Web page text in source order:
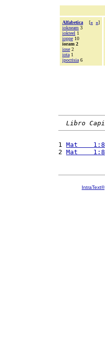
Alfabetica [« »]
iokneam 3
iokteel 1
ioppe 10
ioram 2
iose 2
iota 1
ipocrisia 6
Libro
1 Mat    1:8
2 Mat    1:8
IntraText®